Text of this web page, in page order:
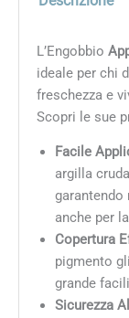
L’Engobbio
ideale per chi
freschezza e
Scopri le sue
Facile
argilla
anche per
Copertura
pigmento
grande
Sicurezza